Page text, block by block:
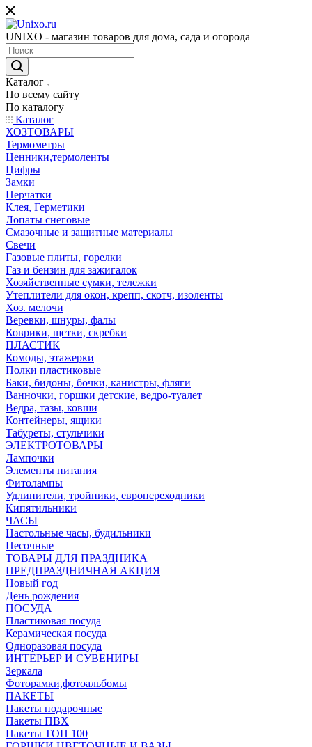
UNIXO - магазин товаров для дома, сада и огорода
Каталог
По всему сайту
По каталогу
Каталог
ХОЗТОВАРЫ
Термометры
Ценники,термоленты
Цифры
Замки
Перчатки
Клея, Герметики
Лопаты снеговые
Смазочные и защитные материалы
Свечи
Газовые плиты, горелки
Газ и бензин для зажигалок
Хозяйственные сумки, тележки
Утеплители для окон, крепп, скотч, изоленты
Хоз. мелочи
Веревки, шнуры, фалы
Коврики, щетки, скребки
ПЛАСТИК
Комоды, этажерки
Полки пластиковые
Баки, бидоны, бочки, канистры, фляги
Ванночки, горшки детские, ведро-туалет
Ведра, тазы, ковши
Контейнеры, ящики
Табуреты, стульчики
ЭЛЕКТРОТОВАРЫ
Лампочки
Элементы питания
Фитолампы
Удлинители, тройники, европереходники
Кипятильники
ЧАСЫ
Настольные часы, будильники
Песочные
ТОВАРЫ ДЛЯ ПРАЗДНИКА
ПРЕДПРАЗДНИЧНАЯ АКЦИЯ
Новый год
День рождения
ПОСУДА
Пластиковая посуда
Керамическая посуда
Одноразовая посуда
ИНТЕРЬЕР И СУВЕНИРЫ
Зеркала
Фоторамки,фотоальбомы
ПАКЕТЫ
Пакеты подарочные
Пакеты ПВХ
Пакеты ТОП 100